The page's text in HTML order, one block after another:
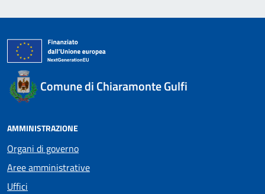
Comune di Chiaramonte Gulfi
AMMINISTRAZIONE
Organi di governo
Aree amministrative
Uffici